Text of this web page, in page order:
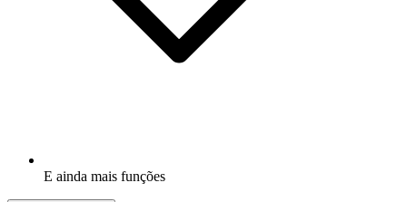
E ainda mais funções